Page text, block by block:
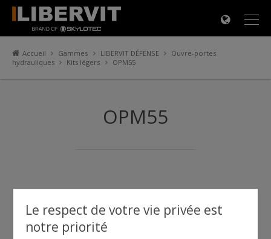
Accueil Gammes LIBERVIT DÉFENSE
Ouvre-portes
hydrauliques
Kits légers OPM55
OPM55
Le respect de votre vie privée est
notre priorité